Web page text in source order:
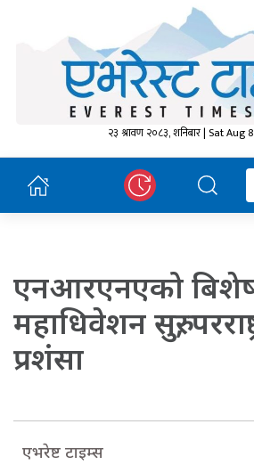
२३ श्रावण २०८३, शनिबार | Sat Aug
एनआरएनएको
महाधिवेशन सुरु,
प्रशंसा
एभरेष्ट टाइम्स